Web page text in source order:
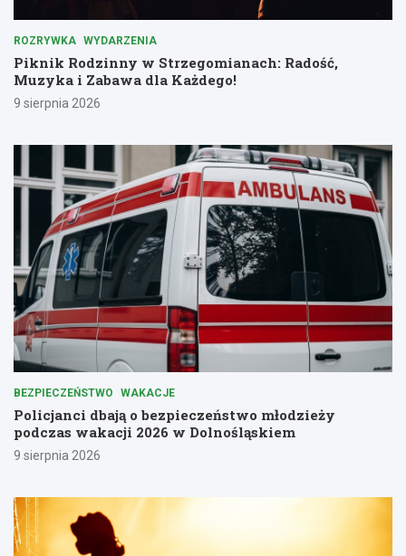
ROZRYWKA WYDARZENIA
Piknik Rodzinny w Strzegomianach: Radość,
Muzyka i Zabawa dla Każdego!
9 sierpnia 2026
BEZPIECZEŃSTWO WAKACJE
Policjanci dbają o bezpieczeństwo młodzieży
podczas wakacji 2026 w Dolnośląskiem
9 sierpnia 2026